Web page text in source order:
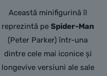
Această minifigurină îl
reprezintă pe Spider-Man
(Peter Parker) într-una
dintre cele mai iconice și
longevive versiuni ale sale